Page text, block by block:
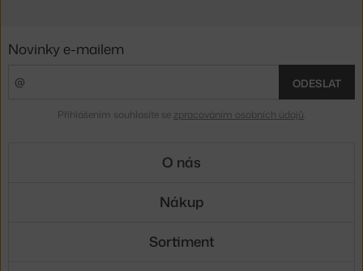
Novinky e-mailem
ODESLAT
Přihlášením souhlasíte se zpracováním osobních údajů
O nás
Nákup
Sortiment